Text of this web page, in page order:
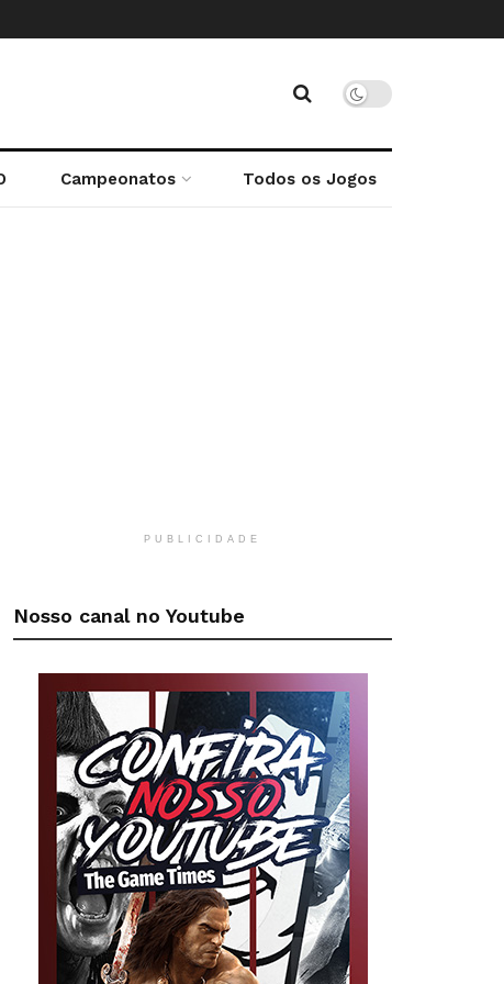
Campeonatos Todos os Jogos
PUBLICIDADE
Nosso canal no Youtube